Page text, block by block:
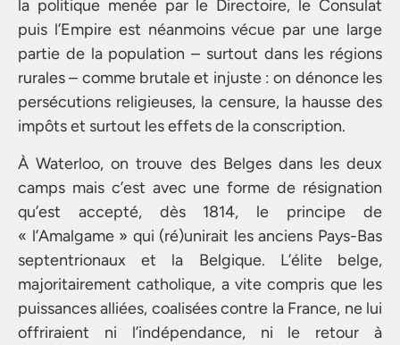
la politique menée par le Directoire, le Consulat
puis l’Empire est néanmoins vécue par une large
partie de la population – surtout dans les régions
rurales – comme brutale et injuste : on dénonce les
persécutions religieuses, la censure, la hausse des
impôts et surtout les effets de la conscription.
À Waterloo, on trouve des Belges dans les deux
camps mais c’est avec une forme de résignation
qu’est accepté, dès 1814, le principe de
« l’Amalgame » qui (ré)unirait les anciens Pays-Bas
septentrionaux et la Belgique. L’élite belge,
majoritairement catholique, a vite compris que les
puissances alliées, coalisées contre la France, ne lui
offriraient ni l’indépendance, ni le retour à